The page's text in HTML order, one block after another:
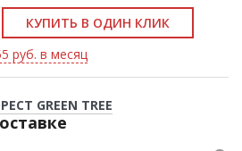
КУПИТЬ В ОДИН КЛИК
руб. в месяц
GREEN TREE